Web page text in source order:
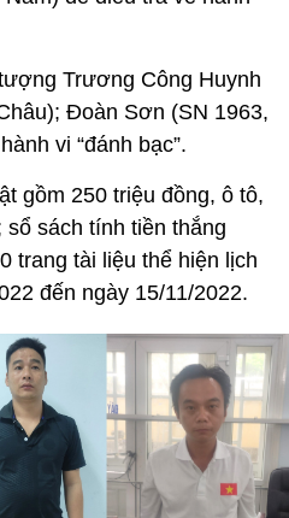
Trương Công Huynh
Đoàn Sơn (SN 1963,
vi “đánh bạc”.
gồm 250 triệu đồng, ô tô,
sách tính tiền thắng
trang tài liệu thể hiện lịch
đến ngày 15/11/2022.